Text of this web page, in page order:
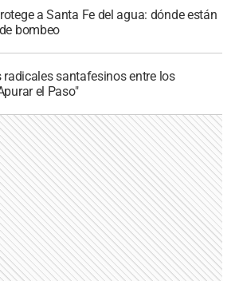
a Santa Fe del agua: dónde están
bombeo
radicales santafesinos entre los
el Paso"